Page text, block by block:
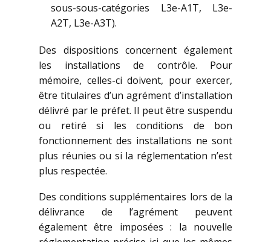
sous-sous-catégories L3e-A1T, L3e-
A2T, L3e-A3T).
Des dispositions concernent également
les installations de contrôle. Pour
mémoire, celles-ci doivent, pour exercer,
être titulaires d’un agrément d’installation
délivré par le préfet. Il peut être suspendu
ou retiré si les conditions de bon
fonctionnement des installations ne sont
plus réunies ou si la réglementation n’est
plus respectée.
Des conditions supplémentaires lors de la
délivrance de l’agrément peuvent
également être imposées : la nouvelle